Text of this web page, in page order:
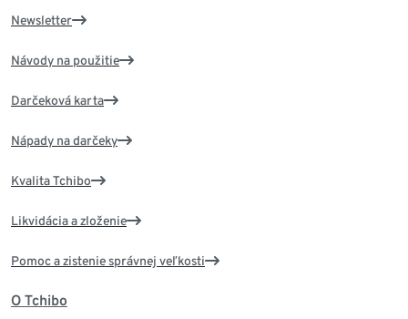
Newsletter
Návody na použitie
Darčeková karta
Nápady na darčeky
Kvalita Tchibo
Likvidácia a zloženie
Pomoc a zistenie správnej veľkosti
O Tchibo